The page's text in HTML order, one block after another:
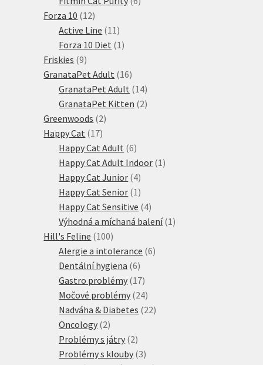
Forza 10 1212
produktů
Active Line 11 11
produktů
Forza 10 Diet 1 1
Friskies 99
produktů
GranataPet Adult 1616
produktů
GranataPet Adult 1414
produktů
GranataPet Kitten 22
Greenwoods 22
Happy Cat 1717
produktů
Happy Cat Adult 66
produktů
Happy Cat Adult Indoor 1 1
Happy Cat Junior 44
produkty
Happy Cat Senior 1 1
produkt
Happy Cat Sensitive 44
produkty
Výhodná a míchaná balení 1 1
Hill's Feline 100100
produktů
Alergie a intolerance 66
Dentální hygiena 66
produktů
Gastro problémy 1717
produktů
Močové problémy 2424
produktů
Nadváha & Diabetes 2222
Oncology 22
produkty
Problémy s játry 22
produkty
Problémy s klouby 33